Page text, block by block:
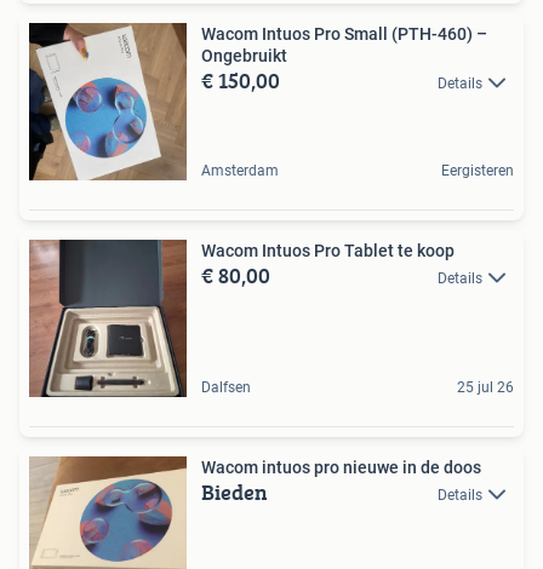
Wacom Intuos Pro Small (PTH-460) –
Ongebruikt
€ 150,00 Details
Amsterdam Eergisteren
Wacom Intuos Pro Tablet te koop
€ 80,00 Details
Dalfsen 25 jul 26
Wacom intuos pro nieuwe in de doos
Bieden Details